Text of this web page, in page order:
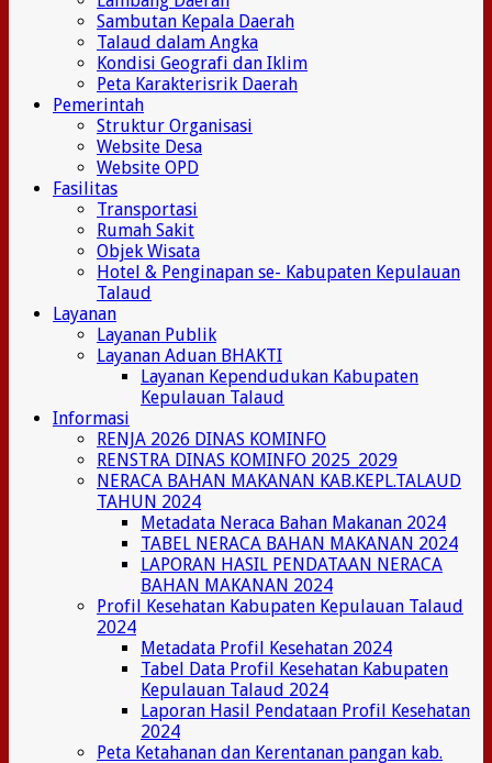
Sambutan Kepala Daerah
Talaud dalam Angka
Kondisi Geografi dan Iklim
Peta Karakterisrik Daerah
Pemerintah
Struktur Organisasi
Website Desa
Website OPD
Fasilitas
Transportasi
Rumah Sakit
Objek Wisata
Hotel & Penginapan se- Kabupaten Kepulauan
Talaud
Layanan
Layanan Publik
Layanan Aduan BHAKTI
Layanan Kependudukan Kabupaten
Kepulauan Talaud
Informasi
RENJA 2026 DINAS KOMINFO
RENSTRA DINAS KOMINFO 2025_2029
NERACA BAHAN MAKANAN KAB.KEPL.TALAUD
TAHUN 2024
Metadata Neraca Bahan Makanan 2024
TABEL NERACA BAHAN MAKANAN 2024
LAPORAN HASIL PENDATAAN NERACA
BAHAN MAKANAN 2024
Profil Kesehatan Kabupaten Kepulauan Talaud
2024
Metadata Profil Kesehatan 2024
Tabel Data Profil Kesehatan Kabupaten
Kepulauan Talaud 2024
Laporan Hasil Pendataan Profil Kesehatan
2024
Peta Ketahanan dan Kerentanan pangan kab.